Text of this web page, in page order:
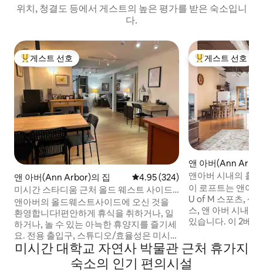
위치, 청결도 등에서 게스트의 높은 평가를 받은 숙소입니
다.
상위 게스트 선호
게스트 선호
앤 아버(Ann Arbor)의 집 평점 4.95점(5점 만점), 후기 324
4.95 (324)
미시간 스타디움 근처 올드 웨스트 사이드
스튜디오
앤아버의 올드웨스트사이드에 오신 것을
환영합니다!편안하게 휴식을 취하거나, 일
하거나, 놀 수 있는 아늑한 휴양지를 즐기세
요. 전용 출입구, 스튜디오/효율성은 미시간
스타디움에서 1마일 (차로 6분/도보 22분)
거리에 있으며 버스 정류장, 상점, 카페, 레
스토랑, 놀이터, 공원, 나무가 우거진 지역
상위 게스트 선호
게스트 선호
앤 아버(Ann
앤아버 시내의 훌
이 로프트는 앤아
U of M 스포츠, 센
스, 앤 아버 시내의
있습니다. 이 2베
멋진 것들을 즐기
식, 쇼핑, U of M,
도심 한가운데에
미시간 대학교 자연사 박물관 근처 휴가지
숙소의 인기 편의시설